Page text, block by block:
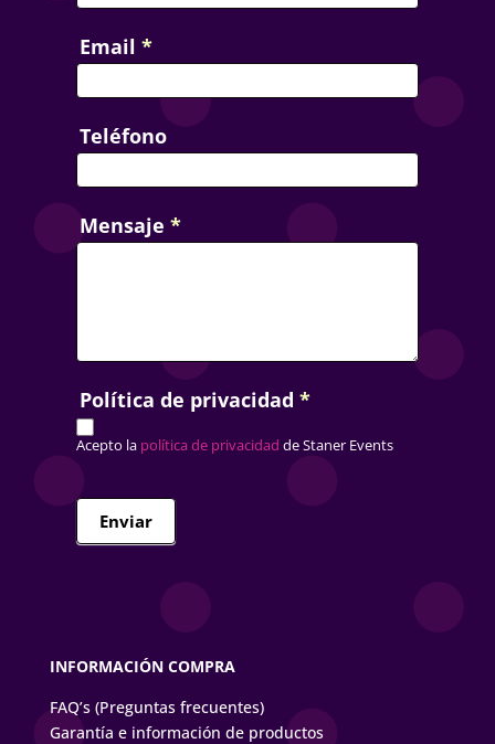
Email *
Teléfono
Mensaje *
Política de privacidad *
Acepto lapolítica de privacidad de Staner Events
Enviar
INFORMACIÓN COMPRA
FAQ’s (Preguntas frecuentes)
Garantía e información de productos